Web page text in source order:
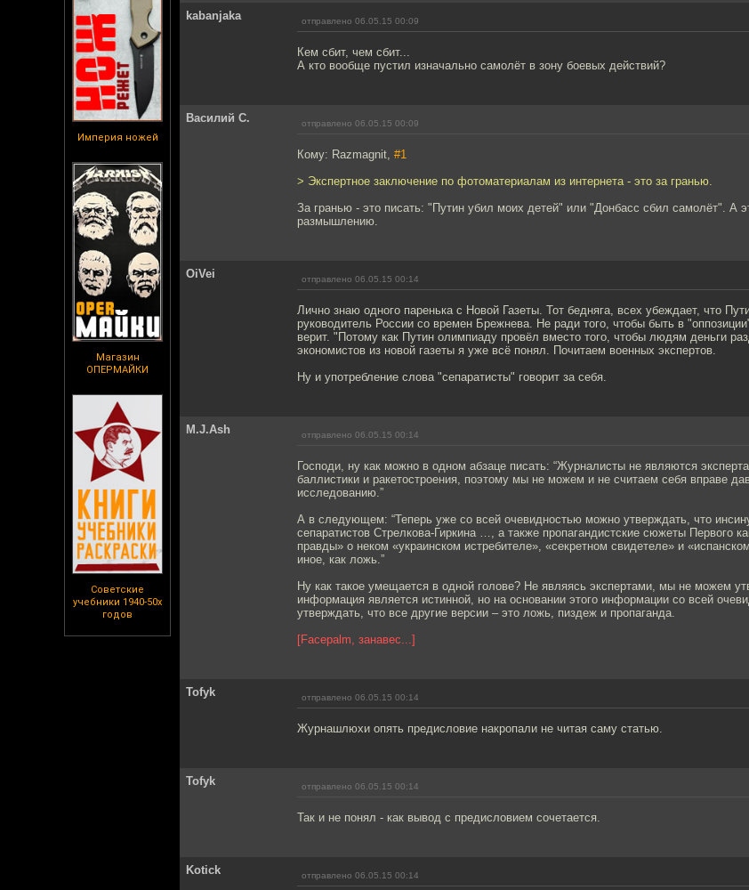
Империя ножей
Магазин
ОПЕРМАЙКИ
Советские
учебники 1940-50х
годов
kabanjaka отправлено 06.05.15 00:09
Кем сбит, чем сбит...
А кто вообще пустил изначально самолёт в зону боевых действий?
Василий С. отправлено 06.05.15 00:09
Кому: Razmagnit, #1
> Экспертное заключение по фотоматериалам из интернета - это за гранью.
За гранью - это писать: "Путин убил моих детей" или "Донбасс сбил самолёт". А
размышлению.
OiVei отправлено 06.05.15 00:14
Лично знаю одного паренька с Новой Газеты. Тот бедняга, всех убеждает, что
руководитель России со времен Брежнева. Не ради того, чтобы быть в
верит. "Потому как Путин олимпиаду провёл вместо того, чтобы людям деньги
экономистов из новой газеты я уже всё понял. Почитаем военных экспертов.
Ну и употребление слова "сепаратисты" говорит за себя.
M.J.Ash отправлено 06.05.15 00:14
Господи, ну как можно в одном абзаце писать: “Журналисты не являются
баллистики и ракетостроения, поэтому мы не можем и не считаем себя вправе
исследованию.”
А в следующем: “Теперь уже со всей очевидностью можно утверждать, что
сепаратистов Стрелкова-Гиркина …, а также пропагандистские сюжеты Первого
правды» о неком «украинском истребителе», «секретном свидетеле» и
иное, как ложь.”
Ну как такое умещается в одной голове? Не являясь экспертами, мы не можем
информация является истинной, но на основании этого информации со всей
утверждать, что все другие версии – это ложь, пиздеж и пропаганда.
[Facepalm, занавес...]
Tofyk отправлено 06.05.15 00:14
Журнашлюхи опять предисловие накропали не читая саму статью.
Tofyk отправлено 06.05.15 00:14
Так и не понял - как вывод с предисловием сочетается.
Kotick отправлено 06.05.15 00:14